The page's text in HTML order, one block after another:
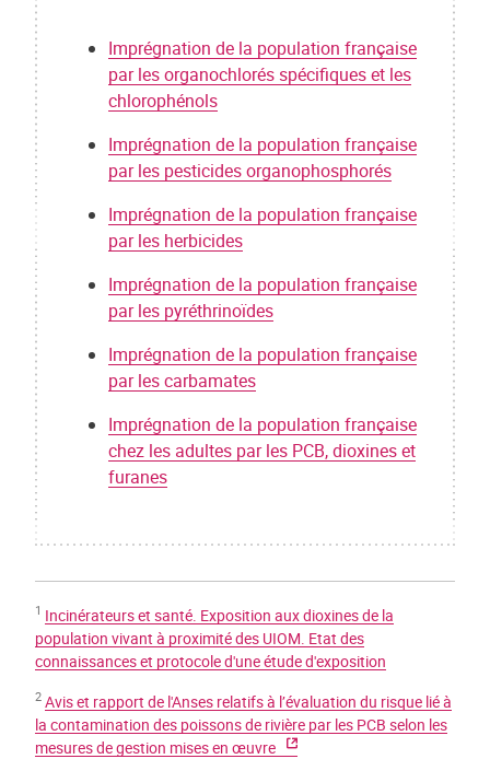
Imprégnation de la population française
par les organochlorés spécifiques et les
chlorophénols
Imprégnation de la population française
par les pesticides organophosphorés
Imprégnation de la population française
par les herbicides
Imprégnation de la population française
par les pyréthrinoïdes
Imprégnation de la population française
par les carbamates
Imprégnation de la population française
chez les adultes par les PCB, dioxines et
furanes
1 Incinérateurs et santé. Exposition aux dioxines de la
population vivant à proximité des UIOM. Etat des
connaissances et protocole d'une étude d'exposition
2 Avis et rapport de l'Anses relatifs à l’évaluation du risque lié à
la contamination des poissons de rivière par les PCB selon les
mesures de gestion mises en œuvre